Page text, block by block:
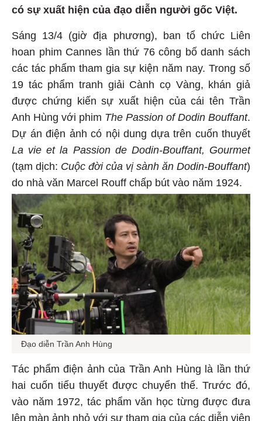
có sự xuất hiện của đạo diễn người gốc Việt.
Sáng 13/4 (giờ địa phương), ban tổ chức Liên
hoan phim Cannes lần thứ 76 công bố danh sách
các tác phẩm tham gia sự kiện năm nay. Trong số
19 tác phẩm tranh giải Cành cọ Vàng, khán giả
được chứng kiến sự xuất hiện của cái tên Trần
Anh Hùng với phim The Passion of Dodin Bouffant.
Dự án điện ảnh có nội dung dựa trên cuốn thuyết
La vie et la Passion de Dodin-Bouffant, Gourmet
(tạm dịch: Cuộc đời của vị sành ăn Dodin-Bouffant)
do nhà văn Marcel Rouff chấp bút vào năm 1924.
Đạo diễn Trần Anh Hùng
Tác phẩm điện ảnh của Trần Anh Hùng là lần thứ
hai cuốn tiểu thuyết được chuyển thể. Trước đó,
vào năm 1972, tác phẩm văn học từng được đưa
lên màn ảnh nhỏ với sự tham gia của các diễn viên